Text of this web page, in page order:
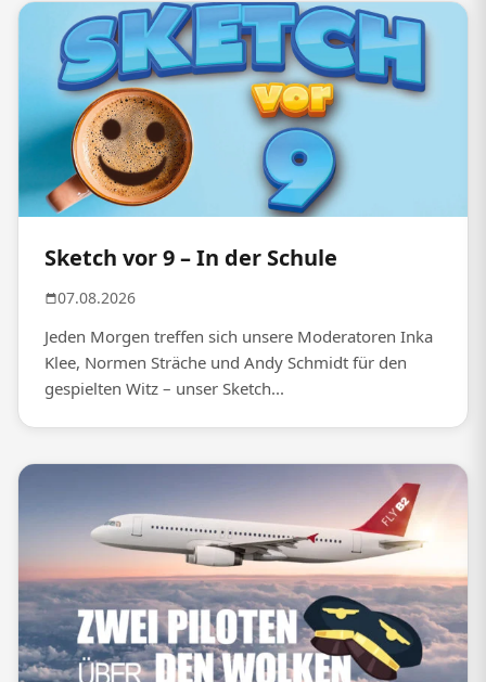
Sketch vor 9 – In der Schule
07.08.2026
Jeden Morgen treffen sich unsere Moderatoren Inka
Klee, Normen Sträche und Andy Schmidt für den
gespielten Witz – unser Sketch...